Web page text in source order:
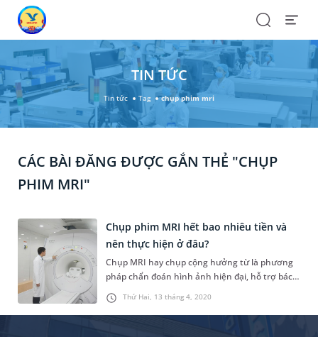
SearchOpen
TIN TỨC
Tin tức Tag chụp phim mri
CÁC BÀI ĐĂNG ĐƯỢC GẮN THẺ "CHỤP
PHIM MRI"
Thứ Hai, 13 tháng 4, 2020
Chụp phim MRI hết bao nhiêu tiền và
nên thực hiện ở đâu?
Chụp MRI hay chụp cộng hưởng từ là phương
pháp chẩn đoán hình ảnh hiện đại, hỗ trợ bác
sĩ hiệu quả trong việc đưa ra những chẩn đoán
chính xác, từ đó quyết định phác đồ điều trị
bệnh. Tuy nhiên, đây là phương pháp mới xuất